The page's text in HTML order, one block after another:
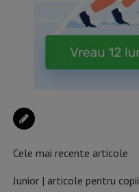
Cele mai recente articole
Junior | articole pentru copii